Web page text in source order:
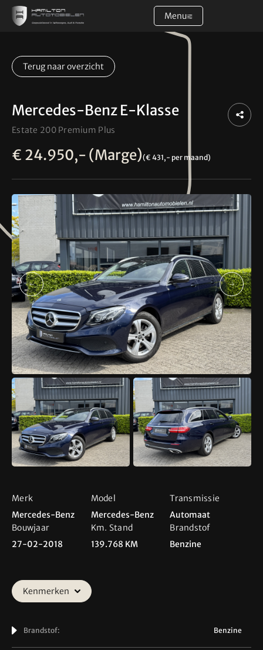
Menu
Home
Diensten
Over ons
Verkocht
Contact
Direct contact
Adres
Industrieweg 8
5627 BS Eindhoven
info@hamiltonautomobielen.nl
+31 (0) 6 15 08 15 48
Openingstijden
Ma t/m Za 09:00 - 17:00
Tip! Bel even van te voren om teleurstelling te
voorkomen
Terug naar overzicht
Mercedes-Benz E-Klasse
Estate 200 Premium Plus
€ 24.950,- (Marge)(€ 431,- per maand)
Merk
Mercedes-Benz
Model
Mercedes-Benz
Transmissie
Automaat
Bouwjaar
27-02-2018
Km. Stand
139.768 KM
Brandstof
Benzine
Kenmerken
Brandstof: Benzine